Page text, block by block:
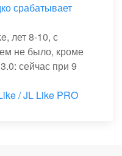
срабатывает
лет 8-10, с
не было, кроме
сейчас при 9
/ JL Like PRO